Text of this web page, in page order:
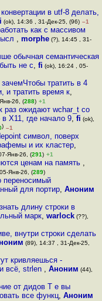
в utf-8 делать,
(ok), 14:36 , 31-Дек-25, (96) –1
как с массивом
, morphe(?), 14:45 , 31-
обычная семантическая
не c,fi (ok), 16:24 , 05-
тратить в 4
и тратить время к,
26, (288) +1
раз ожидают wchar_t со
в X11, где начало 9, fi (ok),
) –1
символ, поверх
и их кластер,
Янв-26, (291) +1
ценам на память ,
Янв-26, (289)
переносимый
для портир,Аноним
длину строки в
марк, warlock(??),
внутри строки сделать
(89), 14:37 , 31-Дек-25,
кривляешься -
всё, strlen , Аноним (44),
от дидов Т е вы
все функц, Аноним